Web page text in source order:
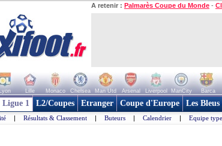
A retenir : Palmarès Coupe du Monde -
Lyon Lille Monaco Chelsea Man Utd Arsenal Liverpool ManCity Barca
Ligue 1 L2/Coupes Etranger Coupe d'Europe Les
| Résultats & Classement | Buteurs | Calendrier | Equipe type